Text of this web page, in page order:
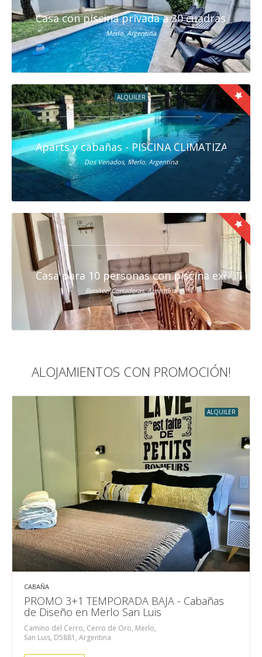
Casa con piscina privada a 30 cuadras del
Merlo, Argentina
ALQUILER
Aparts y cabañas - PISCINA CLIMATIZADA
Dos Venados, Merlo, Argentina
Casa para 10 personas con piscina exclusiva
Benitez, Cortaderas, Argentina
ALOJAMIENTOS CON PROMOCIÓN!
ALQUILER
CABAÑA
PROMO 3+1 TEMPORADA BAJA - Cabañas
de Diseño en Merlo San Luis
Camino del Cerro, Cerro de Oro, Merlo,
San Luis, D5881, Argentina